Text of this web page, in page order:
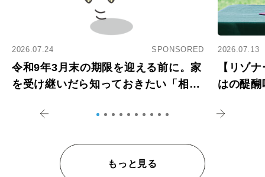
2026.07.24 SPONSORED
令和9年3月末の期限を迎える前に。家
を受け継いだら知っておきたい「相続
2026.07.13
【リゾ
はの醍
もっと見る